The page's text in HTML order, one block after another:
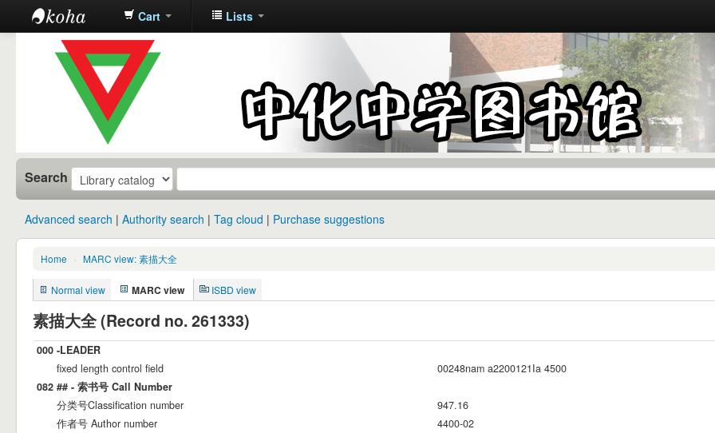
中化中学图
书馆馆藏目
Cart Lists
Search
Advanced search Authority search Tag cloud Purchase suggestions
Home › MARC view: 素描大全
Normal view MARC view ISBD view
素描大全 (Record no. 261333)
000 -LEADER
fixed length control field
00248nam a2200121Ia 4500
082 ## - 索书号 Call Number
分类号Classification number
947.16
作者号 Author number
4400-02